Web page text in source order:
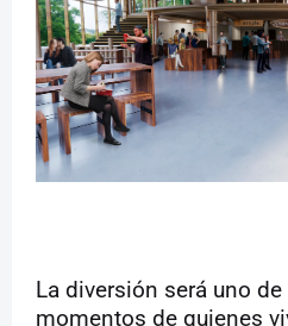
La diversión será uno
momentos de quienes